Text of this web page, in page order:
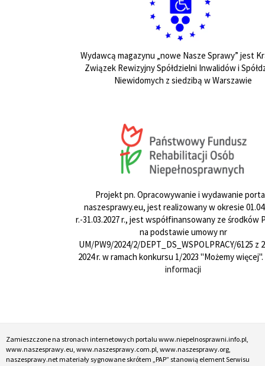
Wydawcą magazynu „nowe Nasze Sprawy” jest
Związek Rewizyjny Spółdzielni Inwalidów i
Niewidomych z siedzibą w Warszawie
Projekt pn. Opracowywanie i wydawanie
naszesprawy.eu, jest realizowany w okresie
r.-31.03.2027 r., jest współfinansowany ze środków
na podstawie umowy nr
UM/PW9/2024/2/DEPT_DS_WSPOLPRACY/6125 z
2024 r. w ramach konkursu 1/2023 "Możemy więcej".
informacji
Zamieszczone na stronach internetowych portalu www.niepelnosprawni.info.pl,
www.naszesprawy.eu, www.naszesprawy.com.pl, www.naszesprawy.org,
naszesprawy.net materiały sygnowane skrótem „PAP” stanowią element Serwisu